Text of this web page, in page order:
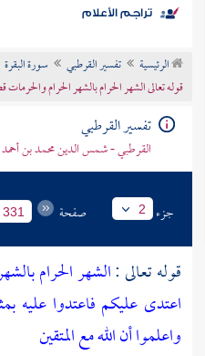
موضوعي
تراجم الأعلام
الرئيسية تفسير القرطبي
سورة البقرة
قوله تعالى الشهر الحرام بالشهر الحرام
تفسير القرطبي
القرطبي - شمس الدين محمد بن
جزء 2 صفحة 331
قوله تعالى :الشهر الحرام
اعتدى عليكم فاعتدوا عليه
واعلموا أن الله مع المتقين